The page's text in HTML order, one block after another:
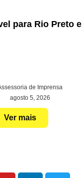
para Rio Preto
de Imprensa
agosto 5, 2026
Ver mais